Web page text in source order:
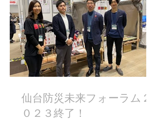
仙台防災未来フォーラム２
０２３終了！